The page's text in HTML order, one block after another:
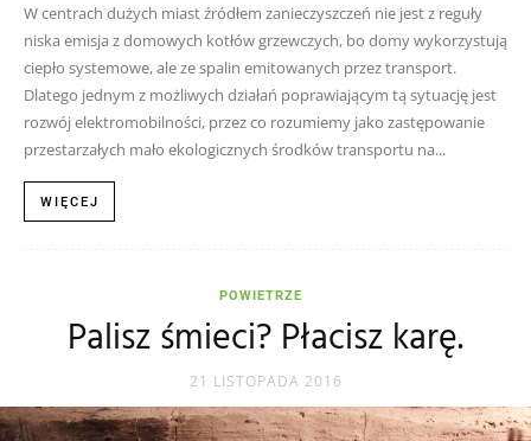
W centrach dużych miast źródłem zanieczyszczeń nie jest z reguły
niska emisja z domowych kotłów grzewczych, bo domy wykorzystują
ciepło systemowe, ale ze spalin emitowanych przez transport.
Dlatego jednym z możliwych działań poprawiającym tą sytuację jest
rozwój elektromobilności, przez co rozumiemy jako zastępowanie
przestarzałych mało ekologicznych środków transportu na...
WIĘCEJ
POWIETRZE
Palisz śmieci? Płacisz karę.
21 LISTOPADA 2016